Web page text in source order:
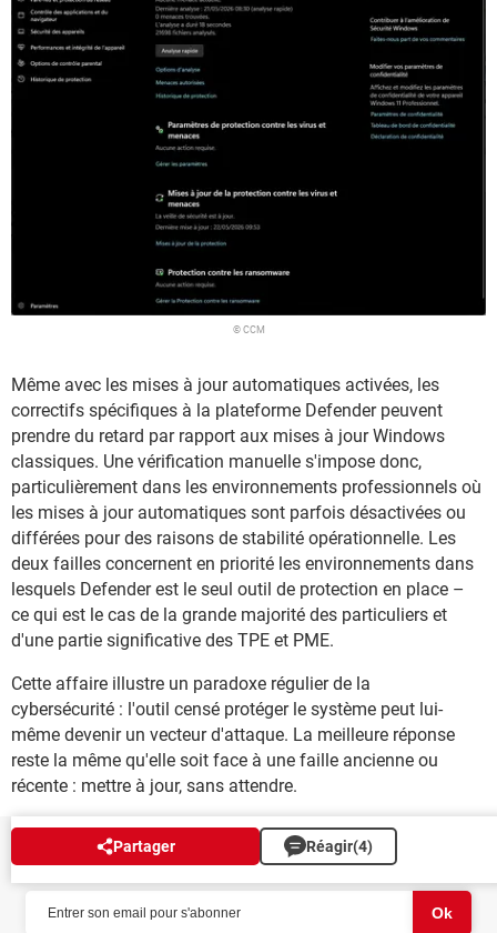
© CCM
Même avec les mises à jour automatiques activées, les
correctifs spécifiques à la plateforme Defender peuvent
prendre du retard par rapport aux mises à jour Windows
classiques. Une vérification manuelle s'impose donc,
particulièrement dans les environnements professionnels où
les mises à jour automatiques sont parfois désactivées ou
différées pour des raisons de stabilité opérationnelle. Les
deux failles concernent en priorité les environnements dans
lesquels Defender est le seul outil de protection en place –
ce qui est le cas de la grande majorité des particuliers et
d'une partie significative des TPE et PME.
Cette affaire illustre un paradoxe régulier de la
cybersécurité : l'outil censé protéger le système peut lui-
même devenir un vecteur d'attaque. La meilleure réponse
reste la même qu'elle soit face à une faille ancienne ou
récente : mettre à jour, sans attendre.
Partager Réagir(4)
NEWSLETTER